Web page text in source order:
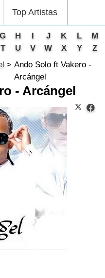
Top Artistas
G H I J K L
M
T U V W X Y
Z
Ando Solo ft Vakero -
Arcángel
- Arcángel